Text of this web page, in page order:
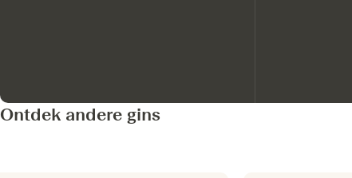
Ontdek andere gins